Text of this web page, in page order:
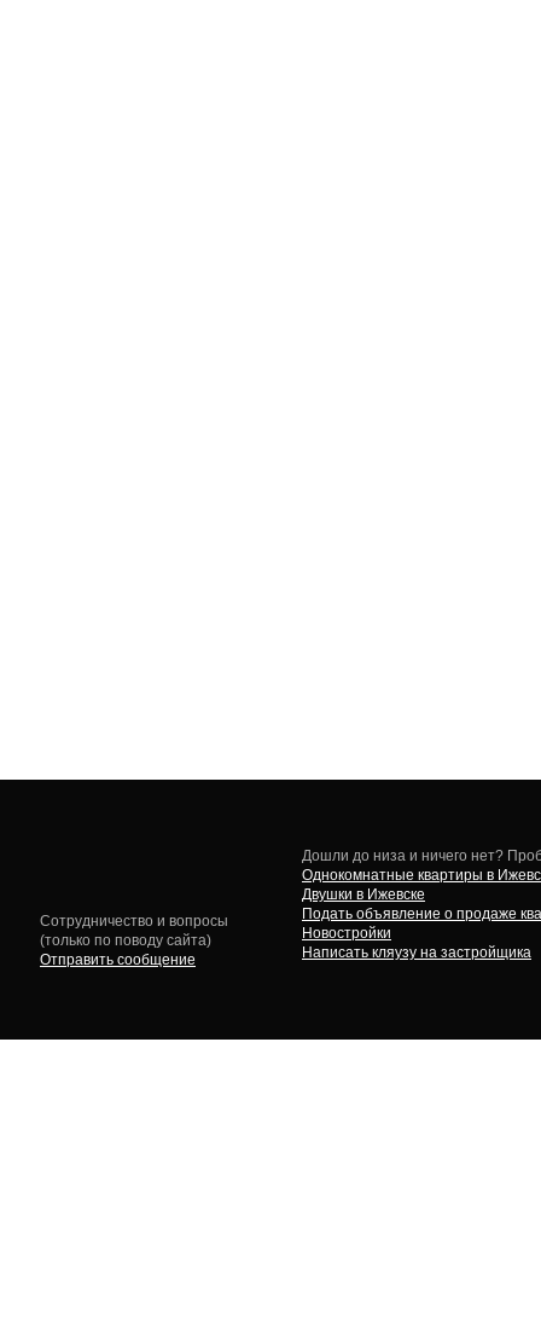
Сотрудничество и вопросы
(только по поводу сайта)
Отправить сообщение
Дошли до низа и ничего нет?
Однокомнатные квартиры в
Двушки в Ижевске
Подать объявление о продаже
Новостройки
Написать кляузу на застройщика